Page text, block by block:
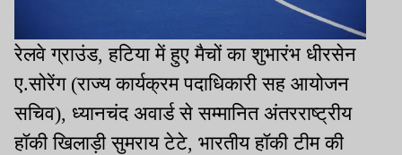
रेलवे ग्राउंड, हटिया में हुए मैचों का शुभारंभ धीरसेन
ए.सोरेंग (राज्य कार्यक्रम पदाधिकारी सह आयोजन
सचिव), ध्यानचंद अवार्ड से सम्मानित अंतरराष्ट्रीय
हॉकी खिलाड़ी सुमराय टेटे, भारतीय हॉकी टीम की